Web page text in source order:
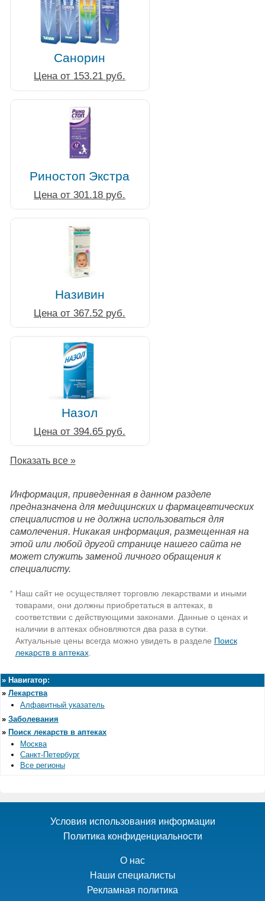
Санорин
Цена от 153.21 руб.
Риностоп Экстра
Цена от 301.18 руб.
Називин
Цена от 367.52 руб.
Назол
Цена от 394.65 руб.
Показать все »
Информация, приведенная в данном разделе
предназначена для медицинских и фармацевтических
специалистов и не должна использоваться для
самолечения. Никакая информация, размещенная на
этой или любой другой странице нашего сайта не
может служить заменой личного обращения к
специалисту.
* Наш сайт не осуществляет торговлю лекарствами и иными
товарами, они должны приобретаться в аптеках, в
соответствии с действующими законами. Данные о ценах и
наличии в аптеках обновляются два раза в сутки.
Актуальные цены всегда можно увидеть в разделе Поиск
лекарств в аптеках.
» Навигатор:
» Лекарства
Алфавитный указатель
» Заболевания
» Поиск лекарств в аптеках
Москва
Санкт-Петербург
Все регионы
Условия использования информации
Политика конфиденциальности
О нас
Наши специалисты
Рекламная политика